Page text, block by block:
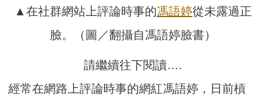
▲在社群網站上評論時事的馮語婷從未露過正
臉。（圖／翻攝自馮語婷臉書）
請繼續往下閱讀….
經常在網路上評論時事的網紅馮語婷，日前槓